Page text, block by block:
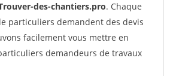
des-chantiers.pro. Chaque
particuliers demandent des devis
facilement vous mettre en
demandeurs de travaux